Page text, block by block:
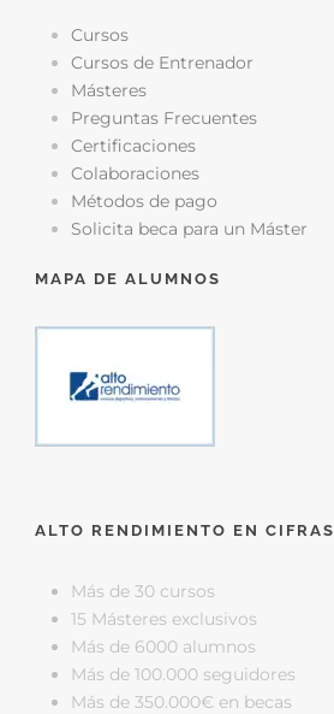
Cursos
Cursos de Entrenador
Másteres
Preguntas Frecuentes
Certificaciones
Colaboraciones
Métodos de pago
Solicita beca para un Máster
MAPA DE ALUMNOS
ALTO RENDIMIENTO EN CIFRAS
Más de 30 cursos
15 Másteres exclusivos
Más de 6000 alumnos
Más de 100.000 seguidores
Más de 350.000€ en becas